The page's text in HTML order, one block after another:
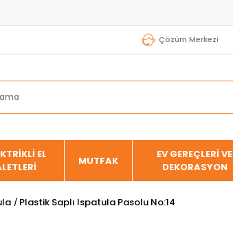
Çözüm Merkezi
EL
MUTFAK
EV GEREÇLERİ VE
DEKORASYON
Plastik Saplı Ispatula Pasolu No:14